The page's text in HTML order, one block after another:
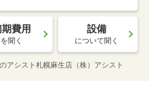
費用
を聞く
設備
について聞く
アシスト札幌麻生店（株）アシスト